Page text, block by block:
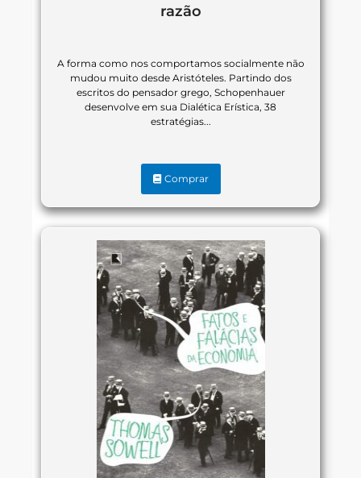
razão
A forma como nos comportamos socialmente não
mudou muito desde Aristóteles. Partindo dos
escritos do pensador grego, Schopenhauer
desenvolve em sua Dialética Erística, 38
estratégias...
Comprar